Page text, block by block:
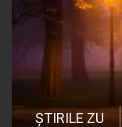
ȘTIRILE ZU